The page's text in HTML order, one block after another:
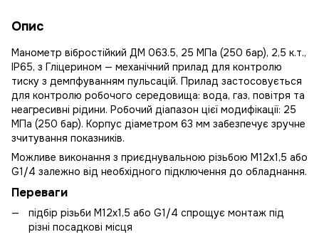
Опис
Манометр вібростійкий ДМ 063.5, 25 МПа (250 бар), 2,5 к.т.,
IP65, з Гліцерином — механічний прилад для контролю
тиску з демпфуванням пульсацій. Прилад застосовується
для контролю робочого середовища: вода, газ, повітря та
неагресивні рідини. Робочий діапазон цієї модифікації: 25
МПа (250 бар). Корпус діаметром 63 мм забезпечує зручне
зчитування показників.
Можливе виконання з приєднувальною різьбою М12х1,5 або
G1/4 залежно від необхідного підключення до обладнання.
Переваги
підбір різьби М12х1,5 або G1/4 спрощує монтаж під
різні посадкові місця